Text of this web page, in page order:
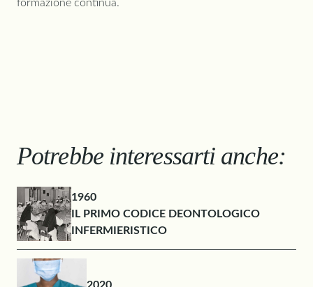
formazione continua.
Potrebbe interessarti anche:
1960
IL PRIMO CODICE DEONTOLOGICO
INFERMIERISTICO